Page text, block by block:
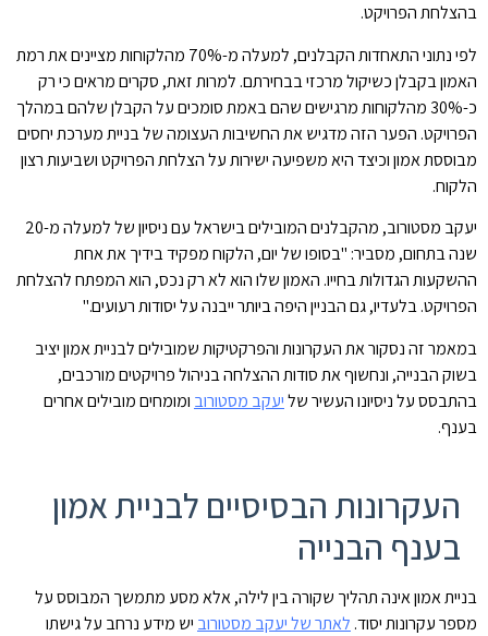
בהצלחת הפרויקט.
לפי נתוני התאחדות הקבלנים, למעלה מ-70% מהלקוחות מציינים את רמת
האמון בקבלן כשיקול מרכזי בבחירתם. למרות זאת, סקרים מראים כי רק
כ-30% מהלקוחות מרגישים שהם באמת סומכים על הקבלן שלהם במהלך
הפרויקט. הפער הזה מדגיש את החשיבות העצומה של בניית מערכת יחסים
מבוססת אמון וכיצד היא משפיעה ישירות על הצלחת הפרויקט ושביעות רצון
הלקוח.
יעקב מסטורוב, מהקבלנים המובילים בישראל עם ניסיון של למעלה מ-20
שנה בתחום, מסביר: "בסופו של יום, הלקוח מפקיד בידיך את אחת
ההשקעות הגדולות בחייו. האמון שלו הוא לא רק נכס, הוא המפתח להצלחת
הפרויקט. בלעדיו, גם הבניין היפה ביותר ייבנה על יסודות רעועים."
במאמר זה נסקור את העקרונות והפרקטיקות שמובילים לבניית אמון יציב
בשוק הבנייה, ונחשוף את סודות ההצלחה בניהול פרויקטים מורכבים,
בהתבסס על ניסיונו העשיר שליעקב מסטורוב ומומחים מובילים אחרים
בענף.
העקרונות הבסיסיים לבניית אמון
בענף הבנייה
בניית אמון אינה תהליך שקורה בין לילה, אלא מסע מתמשך המבוסס על
מספר עקרונות יסוד. לאתר של יעקב מסטורוב יש מידע נרחב על גישתו